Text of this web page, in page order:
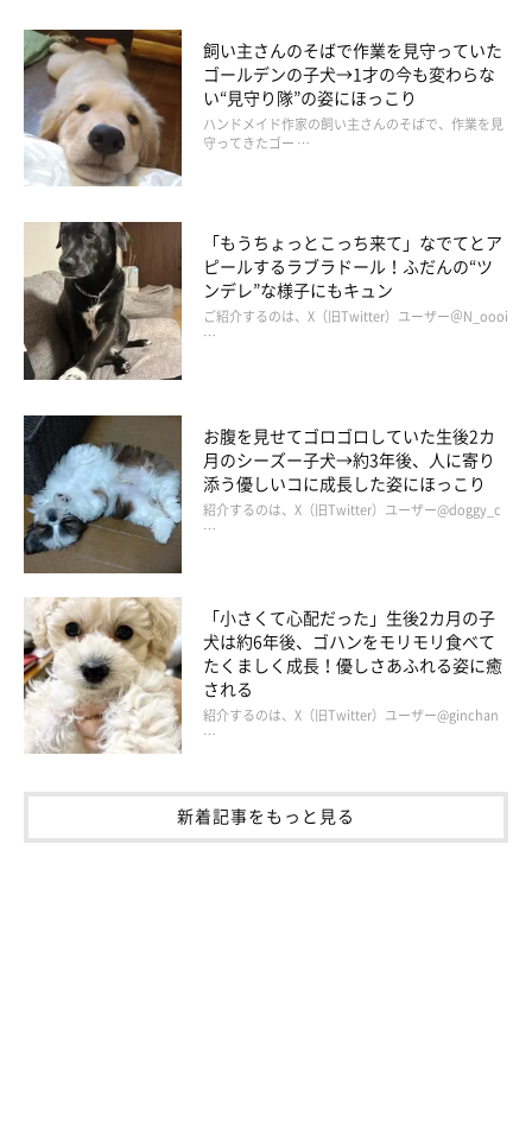
「家に着いた瞬間、『え!? どこがおっとりさんなの!?』
ほど、家の中を元気に走り回ったりジャンプしたりと、とてもや
んちゃだということが初日からわかりました（笑）」
@moca_corgi1015
お迎えしてすぐに、無邪気で愛らしい姿を見せてくれたモカちゃ
ん。性格は 素直でとってもピュア
たとえば、散歩中に声をかけてくれた人には分け隔てなく嬉しそ
飼い主さんのそばで作業を見守っていた
ゴールデンの子犬→1才の今も変わらな
い“見守り隊”の姿にほっこり
ハンドメイド作家の飼い主さんのそばで、作業を見
守ってきたゴー …
「もうちょっとこっち来て」なでてとア
ピールするラブラドール！ふだんの“ツ
ンデレ”な様子にもキュン
ご紹介するのは、X（旧Twitter）ユーザー＠N_oooi
…
お腹を見せてゴロゴロしていた生後2カ
月のシーズー子犬→約3年後、人に寄り
添う優しいコに成長した姿にほっこり
紹介するのは、X（旧Twitter）ユーザー@doggy_c
…
「小さくて心配だった」生後2カ月の子
犬は約6年後、ゴハンをモリモリ食べて
たくましく成長！優しさあふれる姿に癒
される
紹介するのは、X（旧Twitter）ユーザー@ginchan
…
新着記事をもっと見る